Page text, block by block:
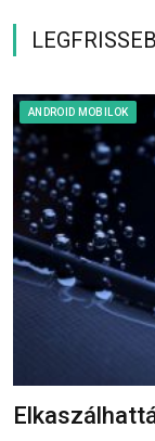
ANDROID MOBILOK